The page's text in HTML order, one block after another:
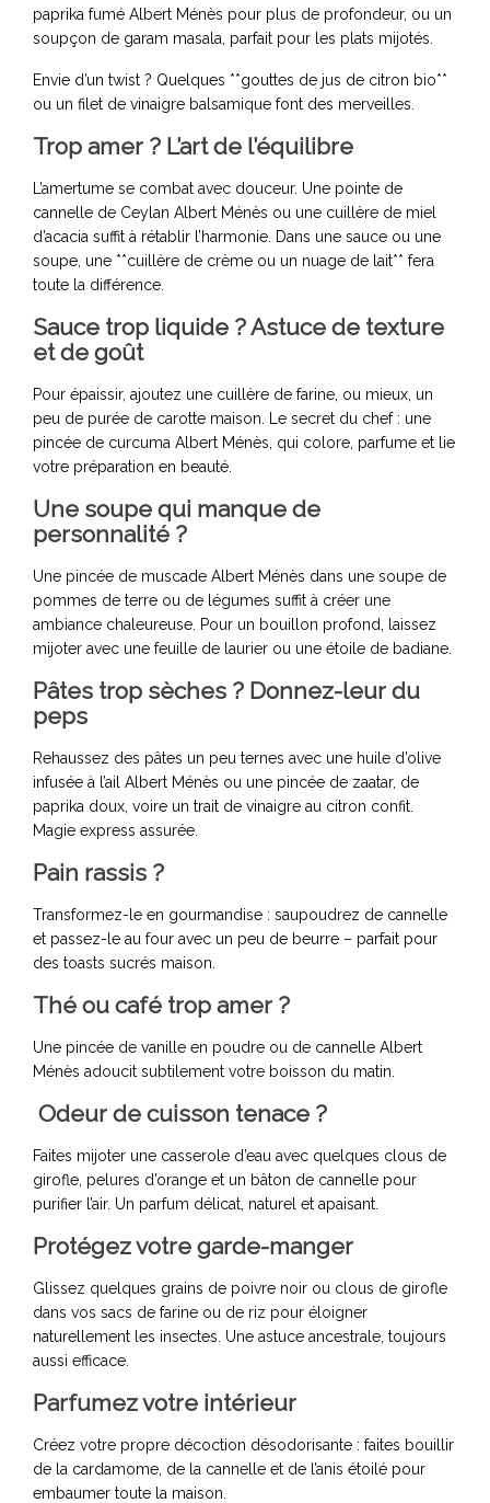
paprika fumé Albert Ménès pour plus de profondeur, ou un
soupçon de garam masala, parfait pour les plats mijotés.
Envie d’un twist ? Quelques **gouttes de jus de citron bio**
ou un filet de vinaigre balsamique font des merveilles.
Trop amer ? L’art de l’équilibre
L’amertume se combat avec douceur. Une pointe de
cannelle de Ceylan Albert Ménès ou une cuillère de miel
d’acacia suffit à rétablir l’harmonie. Dans une sauce ou une
soupe, une **cuillère de crème ou un nuage de lait** fera
toute la différence.
Sauce trop liquide ? Astuce de texture
et de goût
Pour épaissir, ajoutez une cuillère de farine, ou mieux, un
peu de purée de carotte maison. Le secret du chef : une
pincée de curcuma Albert Ménès, qui colore, parfume et lie
votre préparation en beauté.
Une soupe qui manque de
personnalité ?
Une pincée de muscade Albert Ménès dans une soupe de
pommes de terre ou de légumes suffit à créer une
ambiance chaleureuse. Pour un bouillon profond, laissez
mijoter avec une feuille de laurier ou une étoile de badiane.
Pâtes trop sèches ? Donnez-leur du
peps
Rehaussez des pâtes un peu ternes avec une huile d’olive
infusée à l’ail Albert Ménès ou une pincée de zaatar, de
paprika doux, voire un trait de vinaigre au citron confit.
Magie express assurée.
Pain rassis ?
Transformez-le en gourmandise : saupoudrez de cannelle
et passez-le au four avec un peu de beurre – parfait pour
des toasts sucrés maison.
Thé ou café trop amer ?
Une pincée de vanille en poudre ou de cannelle Albert
Ménès adoucit subtilement votre boisson du matin.
Odeur de cuisson tenace ?
Faites mijoter une casserole d’eau avec quelques clous de
girofle, pelures d’orange et un bâton de cannelle pour
purifier l’air. Un parfum délicat, naturel et apaisant.
Protégez votre garde-manger
Glissez quelques grains de poivre noir ou clous de girofle
dans vos sacs de farine ou de riz pour éloigner
naturellement les insectes. Une astuce ancestrale, toujours
aussi efficace.
Parfumez votre intérieur
Créez votre propre décoction désodorisante : faites bouillir
de la cardamome, de la cannelle et de l’anis étoilé pour
embaumer toute la maison.